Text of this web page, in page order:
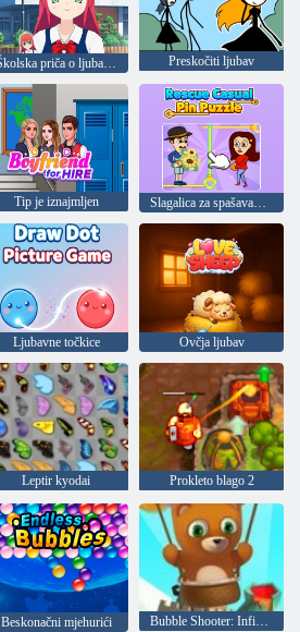
Školska priča o ljubavi br. 1 Preskočiti ljubav
Tip je iznajmljen Slagalica za spašavanje s pribadačama
Ljubavne točkice Ovčja ljubav
Leptir kyodai Prokleto blago 2
Beskonačni mjehurići Bubble Shooter: Infinity